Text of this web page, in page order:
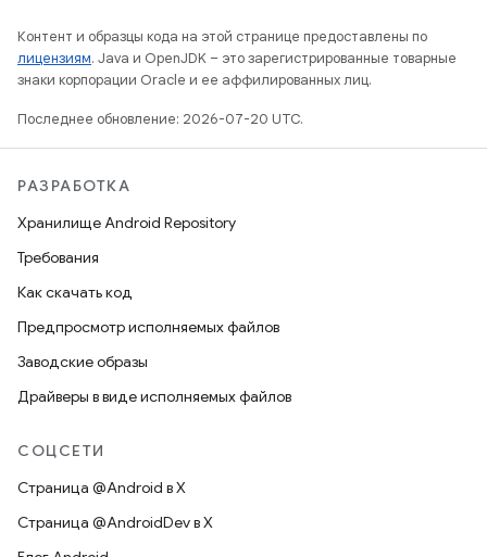
Контент и образцы кода на этой странице предоставлены по
лицензиям. Java и OpenJDK – это зарегистрированные товарные
знаки корпорации Oracle и ее аффилированных лиц.
Последнее обновление: 2026-07-20 UTC.
РАЗРАБОТКА
Хранилище Android Repository
Требования
Как скачать код
Предпросмотр исполняемых файлов
Заводские образы
Драйверы в виде исполняемых файлов
СОЦСЕТИ
Страница @Android в X
Страница @AndroidDev в X